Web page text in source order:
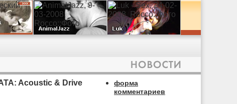
Acoustic & Drive
форма
комментариев